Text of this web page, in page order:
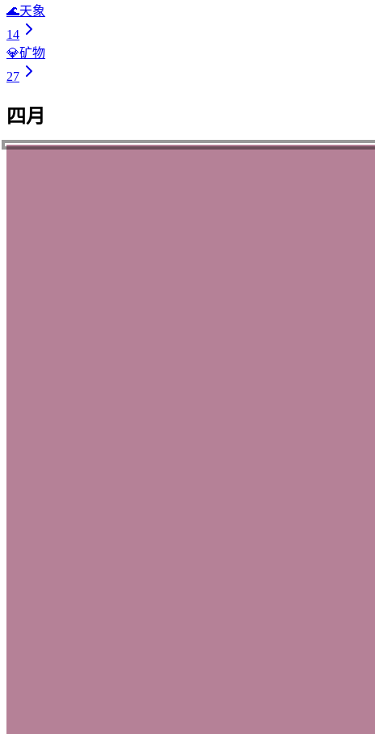
🌊天象
14
💎矿物
27
四月
4.1 あらぞめ
退紅
4.2 おうに
黄丹
4.3 はいざくら
灰桜
4.4 ほんむらさき
本紫
4.5 もみ
紅絹
4.6 おとめいろ
乙女色
4.7 せんりょく
鮮緑
4.8 おめしちゃ
御召茶
4.9 はしたいろ
半色
4.10 えどちゃ
江戸茶
4.11 かいはくしょく
灰白色
4.12 とうこうしょく
桃紅色
4.13 うらばいろ
裏葉色
4.14 にじいろ
虹色
4.15 りゅうりょく
柳緑
4.16 よもぎいろ
蓬色
4.17 そうしょく
蒼色
4.18 なたねあぶらいろ
菜種油色
4.19 なかのくれない
中紅花
4.20 すおういろ
蘇芳色
4.21 せんせい
浅青
4.22 あおやぎ
青柳
4.23 にんじんいろ
人参色
4.24 うすみずいろ
淡水色
4.25 ふかがわねず
深川鼠
4.26 ぼたんねず
牡丹鼠
4.27 ひいろ
緋色
4.28 きはだいろ
黄蘗色
4.29 つつじいろ
躑躅色
4.30 ぼたんいろ
牡丹色